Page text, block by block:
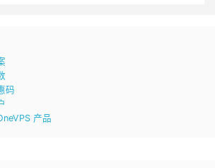
码
产品